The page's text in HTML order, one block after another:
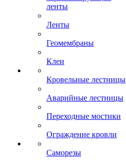
ленты
Ленты
Геомембраны
Клеи
Кровельные лестницы
Аварийные лестницы
Переходные мостики
Ограждение кровли
Саморезы